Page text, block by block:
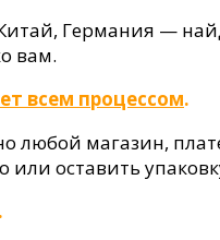
Германия —
вам.
всем процессом.
любой магазин,
или оставить
.